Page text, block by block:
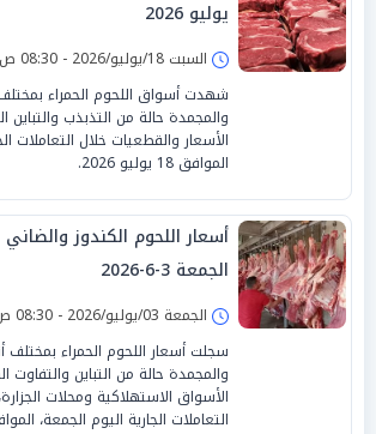
يوليو 2026
السبت 18/يوليو/2026 - 08:30 ص
شهدت أسواق اللحوم الحمراء بمختلف
والمجمدة حالة من التذبذب
الأسعار والقطعيات خلال التعاملات
الموافق 18 يوليو 2026.
أسعار اللحوم الكندوز
الجمعة 3-6-2026
الجمعة 03/يوليو/2026 - 08:30 ص
سجلت أسعار اللحوم الحمراء بمختلف
والمجمدة حالة من التباين
الأسواق الاستهلاكية ومحلات
التعاملات الجارية اليوم الجمعة، الموافق 3 يوليو